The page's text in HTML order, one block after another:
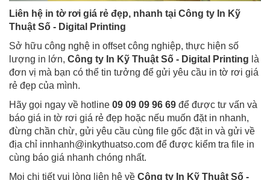
Liên hệ in tờ rơi giá rẻ đẹp, nhanh tại Công ty In Kỹ
Thuật Số - Digital Printing
Sở hữu công nghệ in offset công nghiệp, thực hiện số
lượng in lớn, Công ty In Kỹ Thuật Số - Digital Printing là
đơn vị mà bạn có thể tin tưởng để gửi yêu cầu in tờ rơi giá
rẻ đẹp của mình.
Hãy gọi ngay về hotline 09 09 09 96 69 để được tư vấn và
báo giá in tờ rơi giá rẻ đẹp hoặc nếu muốn đặt in nhanh,
đừng chần chừ, gửi yêu cầu cùng file gốc đặt in và gửi về
địa chỉ innhanh@inkythuatso.com để được kiểm tra file in
cùng báo giá nhanh chóng nhất.
Mọi chi tiết vui lòng liên hệ về Công ty In Kỹ Thuật Số -